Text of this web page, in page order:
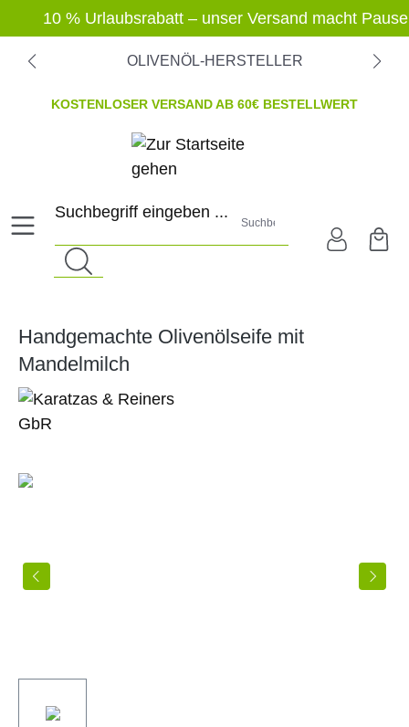
springen
OLIVENÖL-HERSTELLER
KOSTENLOSER VERSAND AB 60€ BESTELLWERT
10 % Urlaubsrabatt – unser Versand macht
Suchbegriff eingeben ...
Handgemachte Olivenölseife mit
Mandelmilch
Bildergalerie überspringen